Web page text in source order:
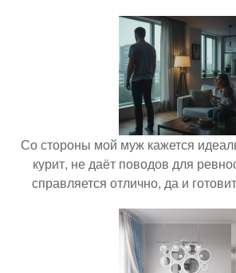
Со стороны мой муж кажется
курит, не даёт поводов для
справляется отлично, да и